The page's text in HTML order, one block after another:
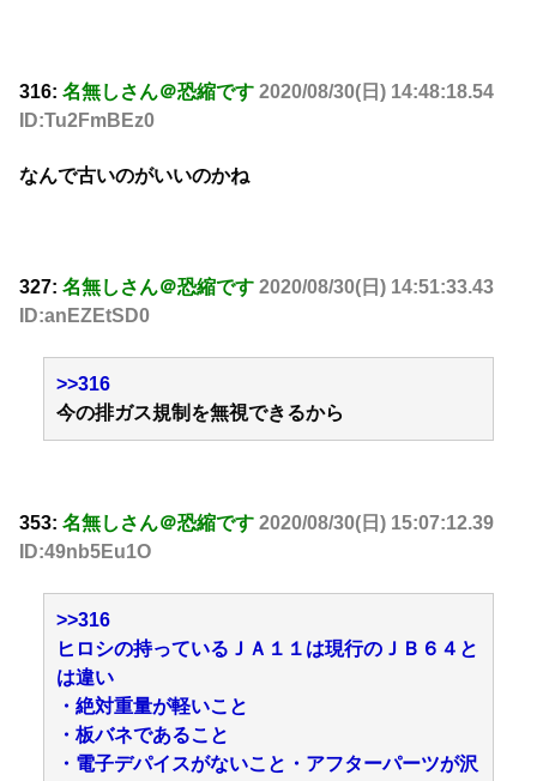
316: 名無しさん＠恐縮です 2020/08/30(日) 14:48:18.54
ID:Tu2FmBEz0
なんで古いのがいいのかね
327: 名無しさん＠恐縮です 2020/08/30(日) 14:51:33.43
ID:anEZEtSD0
>>316
今の排ガス規制を無視できるから
353: 名無しさん＠恐縮です 2020/08/30(日) 15:07:12.39
ID:49nb5Eu1O
>>316
ヒロシの持っているＪＡ１１は現行のＪＢ６４と
は違い
・絶対重量が軽いこと
・板バネであること
・電子デパイスがないこと・アフターパーツが沢